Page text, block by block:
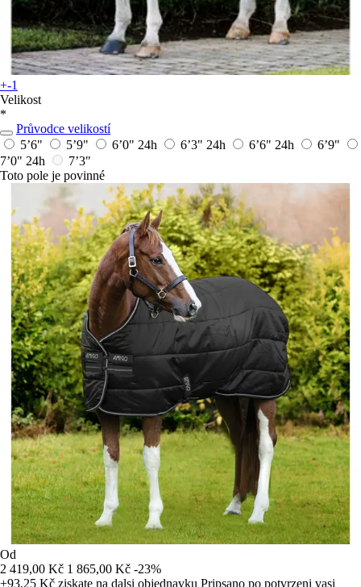
+-1
Velikost
*
Průvodce velikostí
5’6"
5’9" 6’0" 24h 6’3" 24h 6’6" 24h
6’9"
7’0" 24h
7’3"
Toto pole je povinné
Od
2 419,00 Kč 1 865,00 Kč -23%
+93,25 Kč ziskate na dalsi objednavku Pripsano po potvrzeni vasi